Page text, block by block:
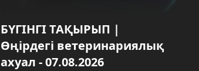
БҮГІНГІ ТАҚЫРЫП |
Өңірдегі ветеринариялық
ахуал - 07.08.2026